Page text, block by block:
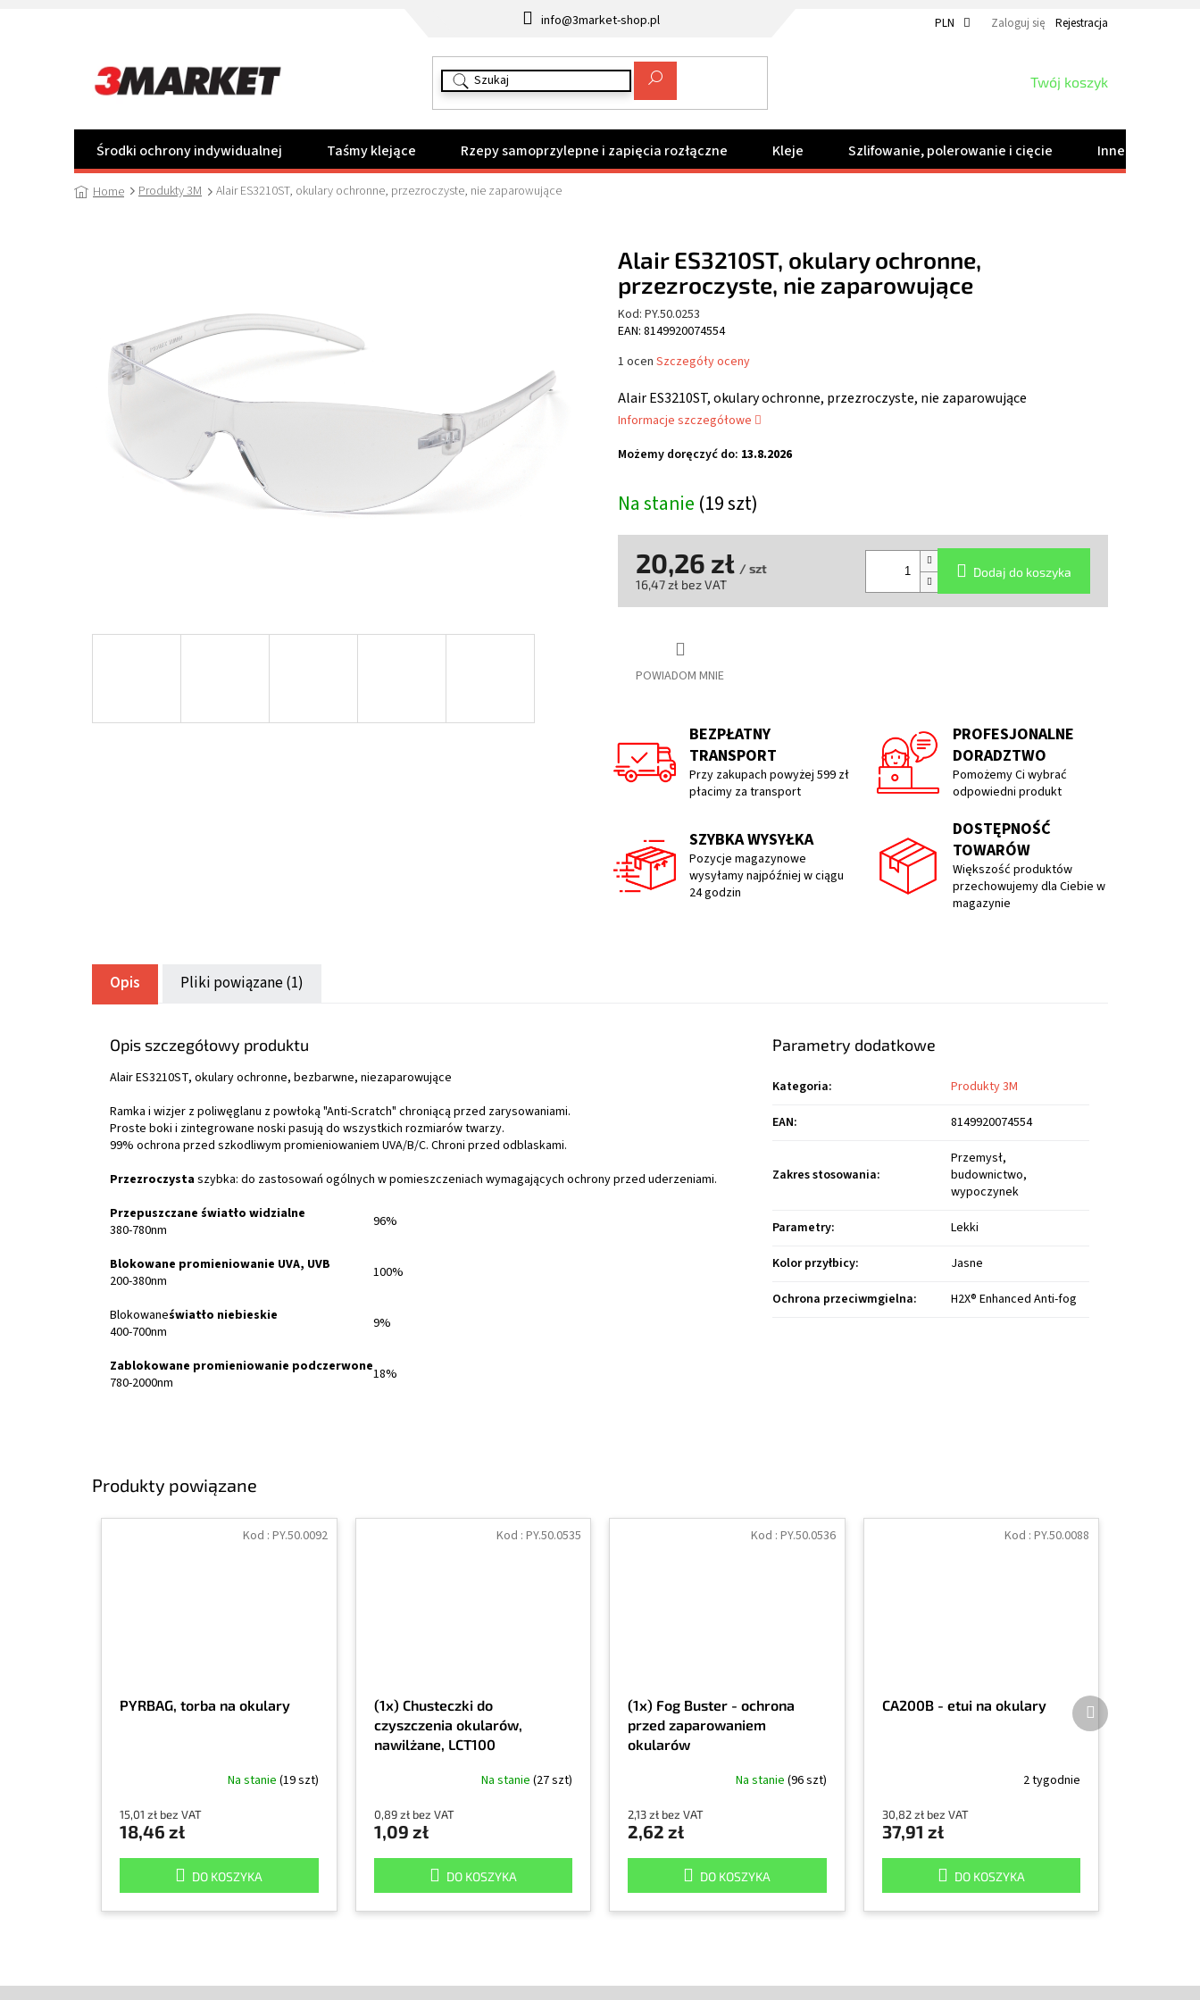
info@3market-shop.pl PLN Zaloguj się Rejestracja
KOSZYK
Twój koszyk
Środki ochrony indywidualnej Taśmy klejące Rzepy samoprzylepne i zapięcia rozłączne Kleje Szlifowanie, polerowanie i cięcie Inne produkty
Home Produkty 3M Alair ES3210ST, okulary ochronne, przezroczyste, nie zaparowujące
Na stanie (19 szt)
Możemy doręczyć do: 13.8.2026
Alair ES3210ST, okulary ochronne, przezroczyste, nie zaparowujące
Informacje szczegółowe
POWIADOM MNIE
20,26 zł / szt
16,47 zł bez VAT
Dodaj do koszyka
Alair ES3210ST, okulary ochronne,
przezroczyste, nie zaparowujące
Kod: PY.50.0253
EAN: 8149920074554
Średnia
produktu
wynosi
5,0
na
5
1 ocen Szczegóły oceny
BEZPŁATNY
TRANSPORT
Przy zakupach powyżej 599 zł
płacimy za transport
PROFESJONALNE
DORADZTWO
Pomożemy Ci wybrać
odpowiedni produkt
SZYBKA WYSYŁKA
Pozycje magazynowe
wysyłamy najpóźniej w ciągu
24 godzin
DOSTĘPNOŚĆ
TOWARÓW
Większość produktów
przechowujemy dla Ciebie w
magazynie
Produkty powiązane
PYRBAG, torba na okulary
Na stanie (19 szt)
15,01 zł bez VAT
18,46 zł
DO KOSZYKA
Kod : PY.50.0092
(1x) Chusteczki do
czyszczenia okularów,
nawilżane, LCT100
Na stanie (27 szt)
0,89 zł bez VAT
1,09 zł
DO KOSZYKA
Kod : PY.50.0535
(1x) Fog Buster - ochrona
przed zaparowaniem
okularów
Na stanie (96 szt)
2,13 zł bez VAT
2,62 zł
DO KOSZYKA
Kod : PY.50.0536
CA200B - etui na okulary
2 tygodnie
30,82 zł bez VAT
37,91 zł
DO KOSZYKA
Kod : PY.50.0088
Produkt
następny
Opis Pliki powiązane (1)
Opis szczegółowy produktu
Alair ES3210ST, okulary ochronne, bezbarwne, niezaparowujące
Ramka i wizjer z poliwęglanu z powłoką "Anti-Scratch" chroniącą przed zarysowaniami.
Proste boki i zintegrowane noski pasują do wszystkich rozmiarów twarzy.
99% ochrona przed szkodliwym promieniowaniem UVA/B/C. Chroni przed odblaskami.
Przezroczystaszybka: do zastosowań ogólnych w pomieszczeniach wymagających ochrony przed uderzeniami.
Przepuszczane światło widzialne
380-780nm
96%
Blokowane promieniowanie UVA, UVB
200-380nm
100%
Blokowaneświatło niebieskie
400-700nm
9%
Zablokowane promieniowanie podczerwone
780-2000nm
18%
Parametry dodatkowe
Kategoria:
Produkty 3M
EAN: 8149920074554
Zakres stosowania:
Przemysł,
budownictwo,
wypoczynek
Parametry:
Lekki
Kolor przyłbicy:
Jasne
Ochrona przeciwmgielna: H2X® Enhanced Anti-fog